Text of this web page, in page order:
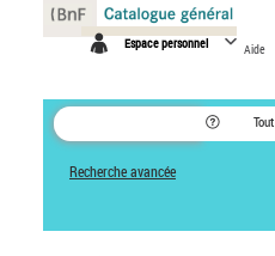
Espace personnel Aide
Tout
Recherche avancée
Panneau de gestion des cookies